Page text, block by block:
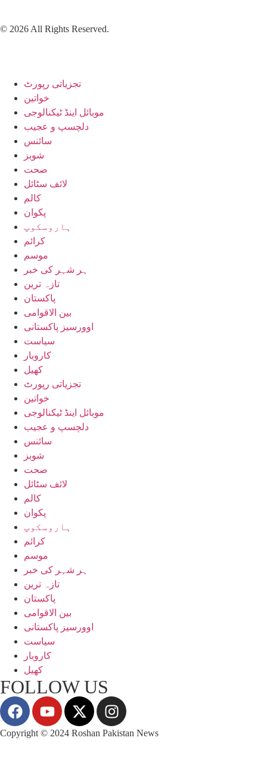
© 2026 All Rights Reserved.
تجزیاتی رپورٹ
خواتین
موبائل اینڈ ٹیکنالوجی
دلچسپ و عجیب
سائنس
شوبز
صحت
لائف سٹائل
کالم
پکوان
ہاروسکوپ
کرائم
موسم
ہر شہر کی خبر
تازہ ترین
پاکستان
بین الاقوامی
اوورسیز پاکستانی
سیاست
کاروبار
کھیل
تجزیاتی رپورٹ
خواتین
موبائل اینڈ ٹیکنالوجی
دلچسپ و عجیب
سائنس
شوبز
صحت
لائف سٹائل
کالم
پکوان
ہاروسکوپ
کرائم
موسم
ہر شہر کی خبر
تازہ ترین
پاکستان
بین الاقوامی
اوورسیز پاکستانی
سیاست
کاروبار
کھیل
FOLLOW US
Copyright © 2024 Roshan Pakistan News